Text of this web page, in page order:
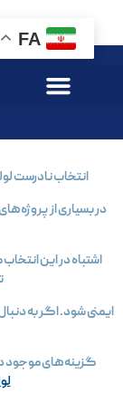
لوله پلي
انتخاب نادرست
در بسیاری از
اشتباه در این
شود. اگر به دنبال
گزینه‌های موجود در
FA